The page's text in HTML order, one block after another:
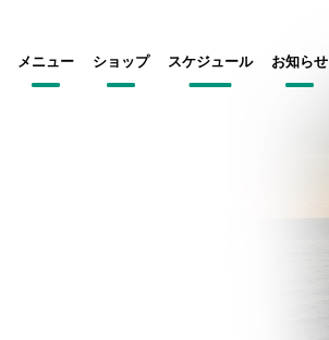
メニュー ショップ スケジュール お知らせ